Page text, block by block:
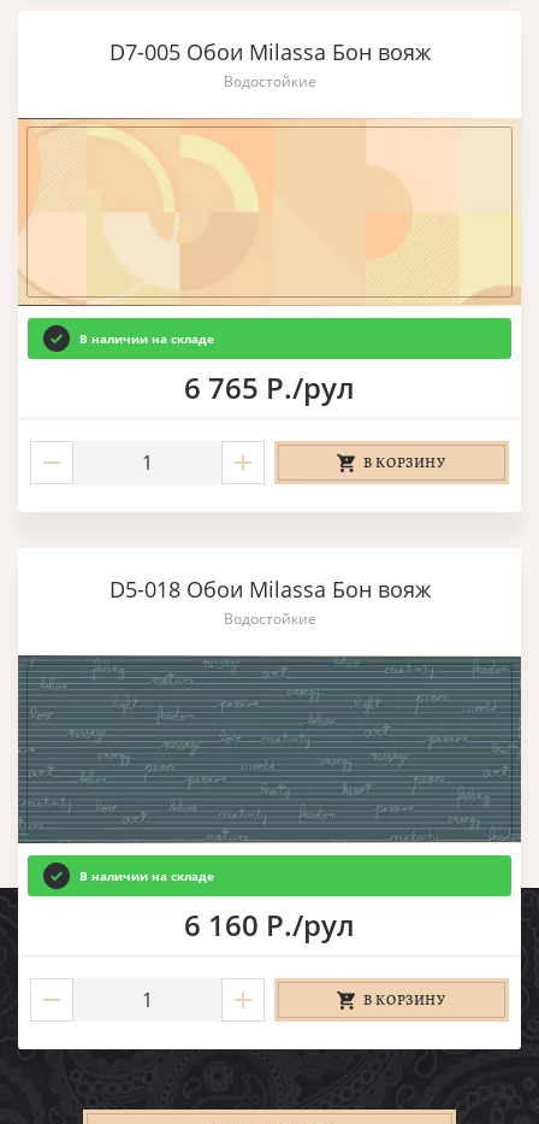
D7-005 Обои Milassa Бон вояж
Водостойкие
В наличии на складе
6 765 Р./рул
В КОРЗИНУ
D5-018 Обои Milassa Бон вояж
Водостойкие
В наличии на складе
6 160 Р./рул
В КОРЗИНУ